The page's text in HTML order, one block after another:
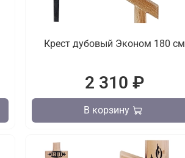
Крест дубовый Эконом 180 см
2 310 ₽
В корзину